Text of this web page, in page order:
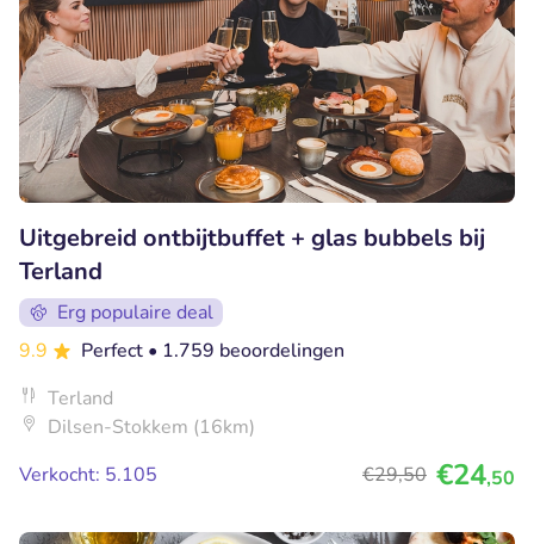
Uitgebreid ontbijtbuffet + glas bubbels bij
Terland
Erg populaire deal
9.9
Perfect • 1.759 beoordelingen
Terland
Dilsen-Stokkem (16km)
Verkocht: 5.105
€29,50 €24,50